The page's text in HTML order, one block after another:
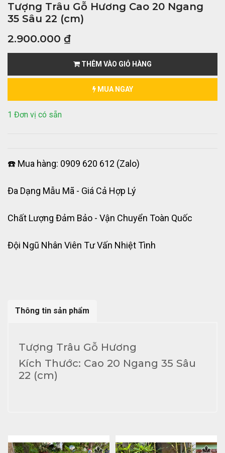
Tượng Trâu Gỗ Hương Cao 20 Ngang
35 Sâu 22 (cm)
2.900.000 ₫
THÊM VÀO GIỎ HÀNG
MUA NGAY
1 Đơn vị có sẵn
☎️ Mua hàng: 0909 620 612 (Zalo)
Đa Dạng Mẫu Mã - Giá Cả Hợp Lý
Chất Lượng Đảm Bảo - Vận Chuyển Toàn Quốc
Đội Ngũ Nhân Viên Tư Vấn Nhiệt Tình
Thông tin sản phẩm
Tượng Trâu Gỗ Hương
Kích Thước: Cao 20 Ngang 35 Sâu
22 (cm)